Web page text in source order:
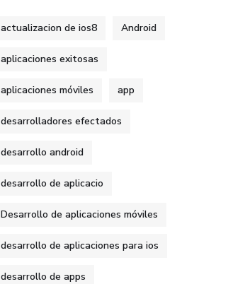
actualizacion de ios8 Android
aplicaciones exitosas
aplicaciones móviles app
desarrolladores efectados
desarrollo android
desarrollo de aplicacio
Desarrollo de aplicaciones móviles
desarrollo de aplicaciones para ios
desarrollo de apps